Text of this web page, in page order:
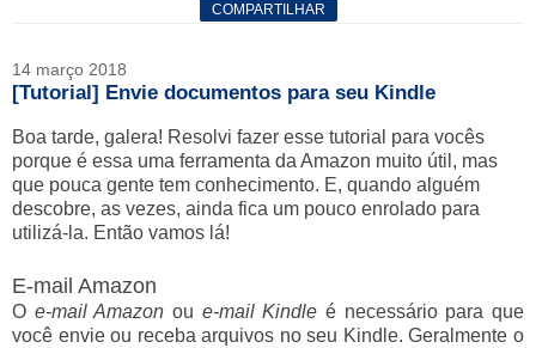
COMPARTILHAR
14 março 2018
[Tutorial] Envie documentos para seu Kindle
Boa tarde, galera! Resolvi fazer esse tutorial para vocês
porque é essa uma ferramenta da Amazon muito útil, mas
que pouca gente tem conhecimento. E, quando alguém
descobre, as vezes, ainda fica um pouco enrolado para
utilizá-la. Então vamos lá!
E-mail Amazon
O e-mail Amazon ou e-mail Kindle é necessário para que
você envie ou receba arquivos no seu Kindle. Geralmente o